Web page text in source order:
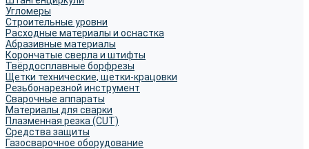
Угломеры
Строительные уровни
Расходные материалы и оснастка
Абразивные материалы
Корончатые сверла и штифты
Твёрдосплавные борфрезы
Щетки технические, щетки-крацовки
Резьбонарезной инструмент
Сварочные аппараты
Материалы для сварки
Плазменная резка (CUT)
Средства защиты
Газосварочное оборудование